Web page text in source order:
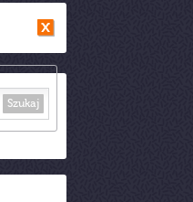
Szukaj